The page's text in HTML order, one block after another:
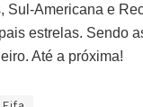
Sul-Americana e
estrelas. Sendo
Até a próxima!